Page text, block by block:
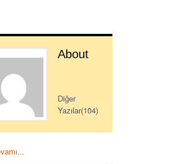
About
Diğer
Yazılar(104)